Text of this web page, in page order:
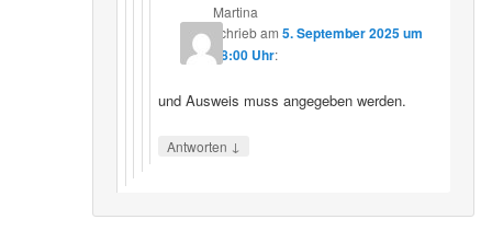
Martina
schriebam 5. September 2025 um
18:00 Uhr:
und Ausweis muss angegeben werden.
Antworten ↓